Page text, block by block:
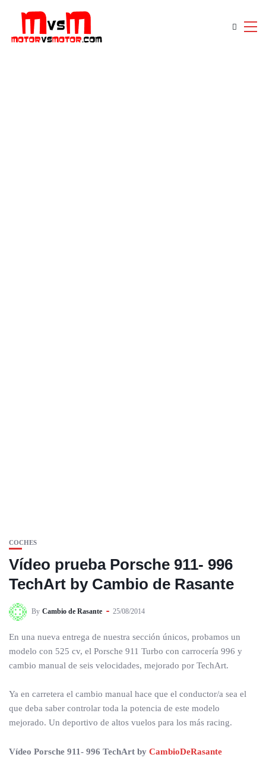
COCHES
Vídeo prueba Porsche 911- 996
TechArt by Cambio de Rasante
By Cambio de Rasante 25/08/2014
En una nueva entrega de nuestra sección únicos, probamos un
modelo con 525 cv, el Porsche 911 Turbo con carrocería 996 y
cambio manual de seis velocidades, mejorado por TechArt.
Ya en carretera el cambio manual hace que el conductor/a sea el
que deba saber controlar toda la potencia de este modelo
mejorado. Un deportivo de altos vuelos para los más racing.
Vídeo Porsche 911- 996 TechArt by CambioDeRasante